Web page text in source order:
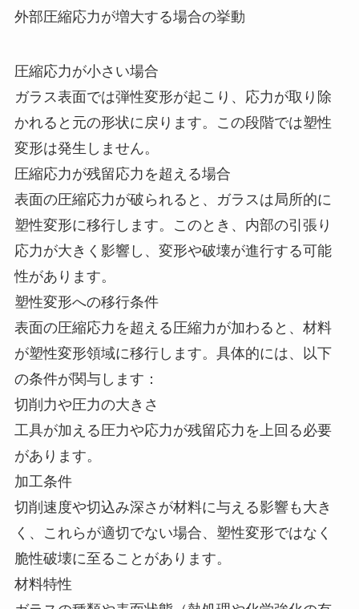
外部圧縮応力が増大する場合の挙動
圧縮応力が小さい場合
ガラス表面では弾性変形が起こり、応力が取り除
かれると元の形状に戻ります。この段階では塑性
変形は発生しません。
圧縮応力が残留応力を超える場合
表面の圧縮応力が破られると、ガラスは局所的に
塑性変形に移行します。このとき、内部の引張り
応力が大きく影響し、変形や破壊が進行する可能
性があります。
塑性変形への移行条件
表面の圧縮応力を超える圧縮力が加わると、材料
が塑性変形領域に移行します。具体的には、以下
の条件が関与します：
切削力や圧力の大きさ
工具が加える圧力や応力が残留応力を上回る必要
があります。
加工条件
切削速度や切込み深さが材料に与える影響も大き
く、これらが適切でない場合、塑性変形ではなく
脆性破壊に至ることがあります。
材料特性